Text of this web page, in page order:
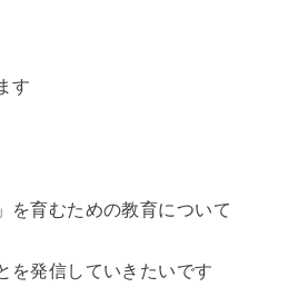
す
を育むための教育について
を発信していきたいです